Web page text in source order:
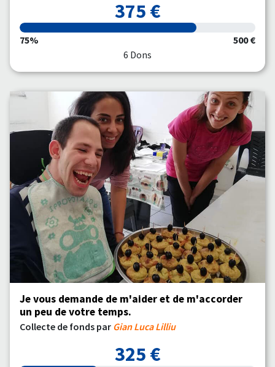
375 €
75%
500 €
6 Dons
Je vous demande de m'aider et de m'accorder
un peu de votre temps.
Collecte de fonds par Gian Luca Lilliu
325 €